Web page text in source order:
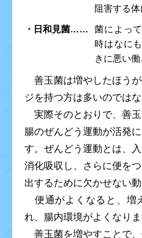
阻害する体
・日和見菌……
菌によっ
時はなに
きに悪い働
善玉菌は増やしたほう
ジを持つ方は多いのではな
実際そのとおりで、善玉
腸のぜんどう運動が活発
す。ぜんどう運動とは、
消化吸収し、さらに便を
出するために欠かせない動
便通がよくなると、増
れ、腸内環境がよくなりま
善玉菌を増やすことで